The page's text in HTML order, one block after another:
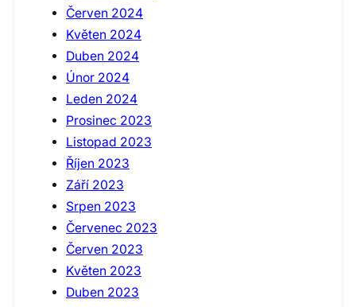
Červen 2024
Květen 2024
Duben 2024
Únor 2024
Leden 2024
Prosinec 2023
Listopad 2023
Říjen 2023
Září 2023
Srpen 2023
Červenec 2023
Červen 2023
Květen 2023
Duben 2023